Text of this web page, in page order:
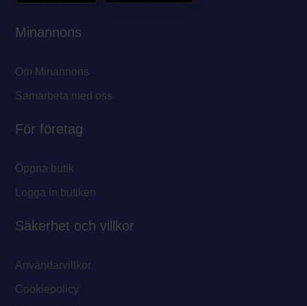
Minannons
Om Minannons
Samarbeta med oss
För företag
Öppna butik
Logga in butiken
Säkerhet och villkor
Användarvillkor
Cookiepolicy